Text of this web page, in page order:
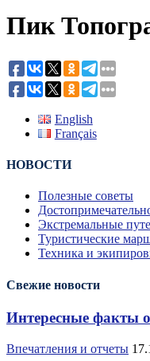
Пик
English
Français
НОВОСТИ
Полезные советы
Экстремальные
Туристические
Техника и
Свежие новости
Интересные
Впечатления и отчеты